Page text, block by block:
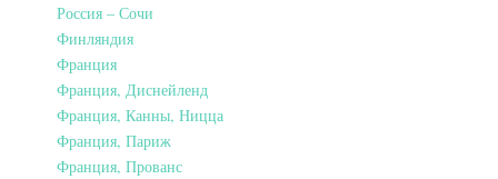
Россия – Сочи
Финляндия
Франция
Франция, Диснейленд
Франция, Канны, Ницца
Франция, Париж
Франция, Прованс